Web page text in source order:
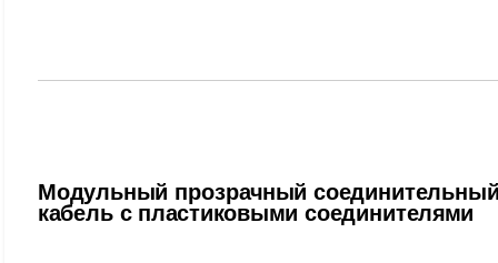
Модульный прозрачный
кабель с пластиковыми соединителями